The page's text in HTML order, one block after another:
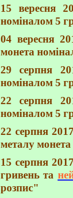
15 вересня
номіналом 5
04 вересня
монета
29 серпня
номіналом 5
22 серпня
номіналом 5
22 серпня
металу
15 серпня
гривень та
розпис"